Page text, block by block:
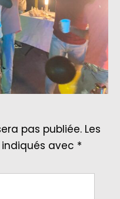
pas publiée. Les
avec *